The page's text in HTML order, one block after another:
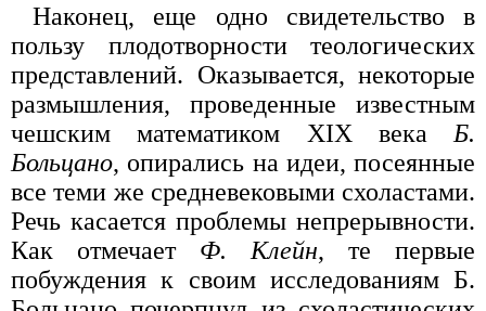
Наконец, еще одно свидетельство в
пользу плодотворности теологических
представлений. Оказывается, некоторые
размышления, проведенные известным
чешским математиком XIX века Б.
Больцано, опирались на идеи, посеянные
все теми же средневековыми схоластами.
Речь касается проблемы непрерывности.
Как отмечает Ф. Клейн, те первые
побуждения к своим исследованиям Б.